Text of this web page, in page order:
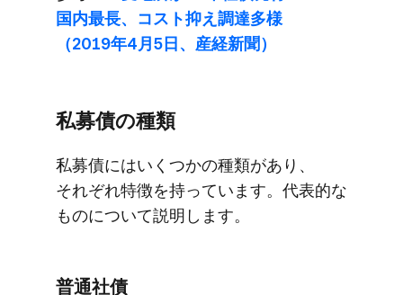
国内最長、​コスト抑え調達多様​
（2019年4月5日、​産経新聞）
私募債の​種類
私募債には​いく​つかの​種類が​あり、​
それぞれ特徴を​持っています。​代表的な​
ものに​ついて​説明します。
普通社債